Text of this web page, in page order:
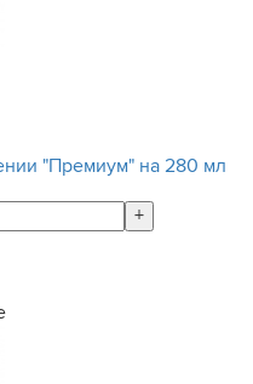
"Премиум" на 280 мл
+